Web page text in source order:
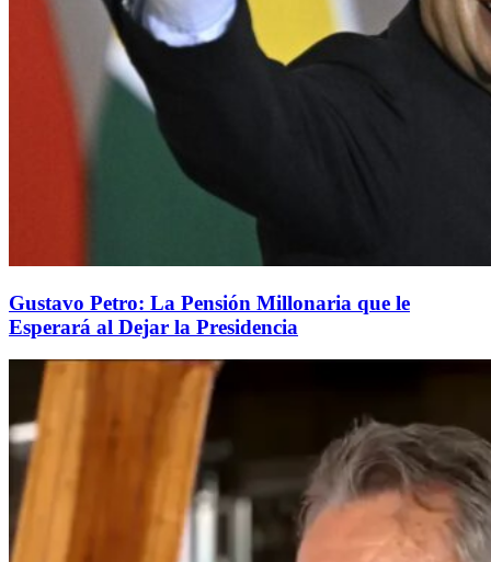
Gustavo Petro: La Pensión Millonaria que le
Esperará al Dejar la Presidencia